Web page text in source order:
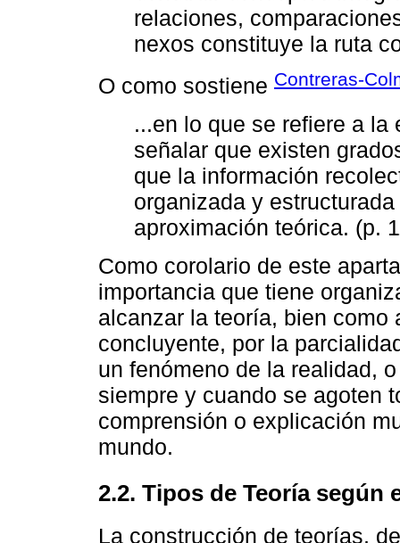
relaciones,
nexos constituye la ruta
O como sostiene Contreras-
...en lo que se refiere a
señalar que existen
que la información
organizada y
aproximación teórica. (p.
Como corolario de este
importancia que tiene
alcanzar la teoría, bien como
concluyente, por la
un fenómeno de la realidad,
siempre y cuando se agoten
comprensión o explicación
mundo.
2.2. Tipos de Teoría
La construcción de teorías,